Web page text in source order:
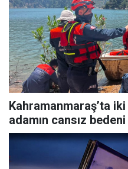
Kahramanmaraş’ta
adamın cansız